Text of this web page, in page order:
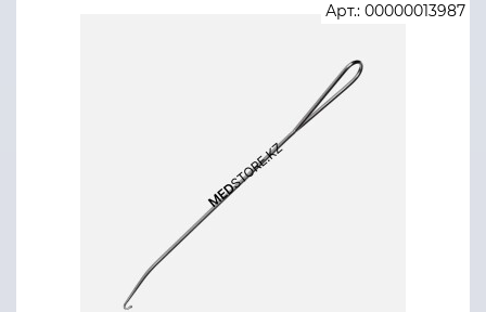
Арт.: 00000013987